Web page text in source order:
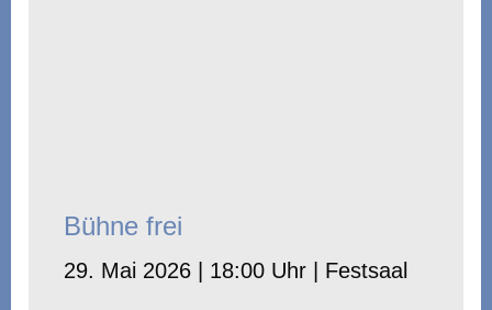
Bühne frei
29. Mai 2026 | 18:00 Uhr | Festsaal